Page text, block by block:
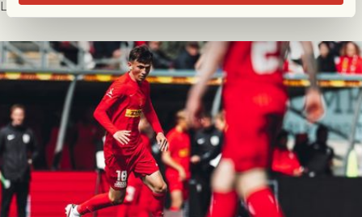
23/7.
Läs mer